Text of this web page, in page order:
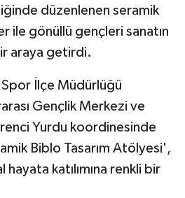
düzenlenen seramik
ile gönüllü gençleri sanatın
araya getirdi.
İlçe Müdürlüğü
Gençlik Merkezi ve
Yurdu koordinesinde
Biblo Tasarım Atölyesi',
katılımına renkli bir